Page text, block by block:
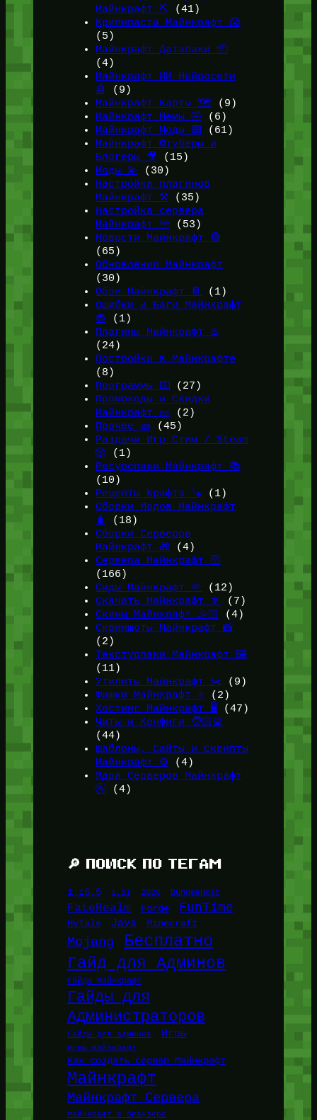
Майнкрафт ⛏️ (41)
Крипипаста Майнкрафт 😱
(5)
Майнкрафт Датапаки 📦
(4)
Майнкрафт ИИ Нейросети
🤖
(9)
Майнкрафт Карты 🗺️(9)
Майнкрафт Мемы 🤣 (6)
Майнкрафт Моды 🟩 (61)
Майнкрафт Ютуберы и
Блогеры 🎥
(15)
Моды 💫
(30)
Настройка плагинов
Майнкрафт ⚒️(35)
Настройка сервера
Майнкрафт 🔦 (53)
Новости Майнкрафт 🔴
(65)
Обновления Майнкрафт
(30)
Обои Майнкрафт 📔
(1)
Ошибки и Баги Майнкрафт
🐞(1)
Плагины Майнкрафт ♨️
(24)
Постройки в Майнкрафте
(8)
Программы ⌨️(27)
Промокоды и Скидки
Майнкрафт 🎫
(2)
Прочее 🧱 (45)
Раздачи Игр Стим / Steam
🎲 (1)
Ресурспаки Майнкрафт 📚
(10)
Рецепты Крафта 🪚 (1)
Сборки Модов Майнкрафт
🧳
(18)
Сборки Серверов
Майнкрафт 🎁 (4)
Сервера Майнкрафт 🛜
(166)
Сиды Майнкрафт 🌱
(12)
Скачать Майнкрафт 🔽
(7)
Скины Майнкрафт 🤹🏻
(4)
Скриншоты Майнкрафт 📸
(2)
Текстурпаки Майнкрафт 🖼️
(11)
Утилиты Майнкрафт ✂️ (9)
Фишки Майнкрафт ⭐(2)
Хостинг Майнкрафт 🖥️ (47)
Читы и Конфиги 🧑🏻‍💻
(44)
Шаблоны, Сайты и Скрипты
Майнкрафт ⚙️ (4)
Ядра Серверов Майнкрафт
🚰(4)
🔎 ПОИСК ПО ТЕГАМ
1.16.5 1.21 2026 BungeeHost
FateRealm Forge FunTime
HyTale Java Minecraft
Mojang Бесплатно
Гайд для Админов
Гайды Майнкрафт
Гайды для
Администраторов
Гайды для админов Игры
Игры Майнкрафт
Как создать сервер Майнкрафт
Майнкрафт
Майнкрафт Сервера
Майнкрафт в браузере